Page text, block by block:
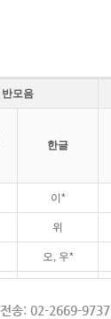
반모음
한글
이*
위
오, 우*
전송: 02-2669-9737